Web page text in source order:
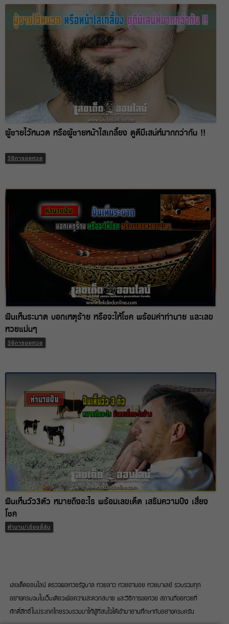
ผู้ชายไว้หนวด หรือผู้ชายหน้าใสเกลี้ยง ดูดีมีเสน่ห์มากกว่ากัน !!
วิธีการขอหวย
ฝันเห็นระนาด บอกเหตุร้าย หรือจะให้โชค พร้อมคำทำนาย และเลข
หวยแม่นๆ
วิธีการขอหวย
ฝันเห็นวัว3ตัว หมายถึงอะไร พร้อมเลขเด็ด เสริมความปัง เสี่ยง
โชค
ตำนาน/เรื่องลี้ลับ
เลขเด็ดออนไลน์ ตรวจผลหวยรัฐบาล หวยลาว หวยฮานอย หวยมาเลย์ รวบรวมทุก
อย่างครบจบในเว็บเดียวเพื่อความสะดวกสบาย และวิธีการขอหวย สถานที่ขอหวยที่
ศักดิ์สิทธิ์ในประเทศไทยรวบรวมมาให้ผู้ที่สนใจได้เข้ามาอ่านศึกษากันอย่างครบครัน